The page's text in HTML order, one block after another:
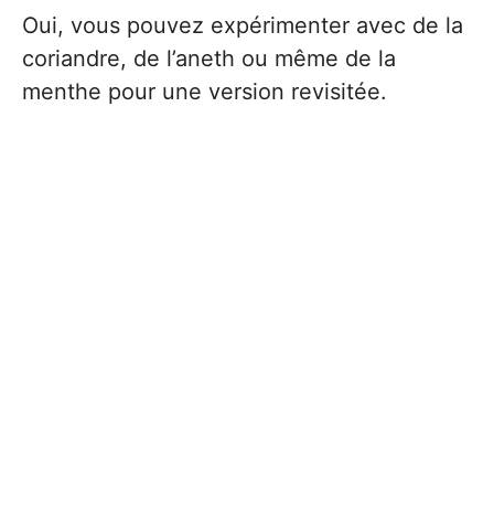
Oui, vous pouvez expérimenter avec de la
coriandre, de l’aneth ou même de la
menthe pour une version revisitée.